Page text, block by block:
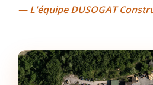
— L'équipe DUSOGAT